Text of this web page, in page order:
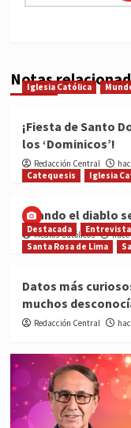
Notas
Iglesia Católica
¡Fiesta de Santo
los ‘Dominicos’!
Redacción Central
Catequesis
Iglesia
Cuando el diablo
Medios Católicos hace
Destacada
Santa Rosa de Lima
Datos más
muchos
Redacción Central